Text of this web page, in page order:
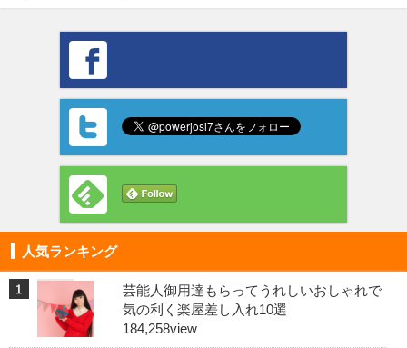
人気ランキング
芸能人御用達もらってうれしいおしゃれで
気の利く楽屋差し入れ10選
184,258view